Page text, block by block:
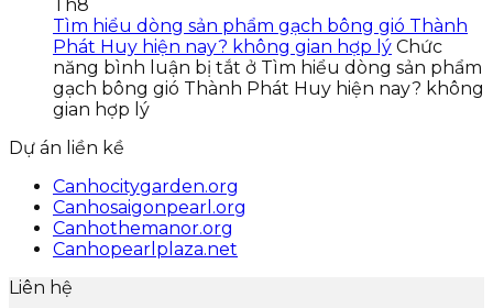
Th8
Tìm hiểu dòng sản phẩm gạch bông gió Thành
Phát Huy hiện nay? không gian hợp lý Chức
năng bình luận bị tắt ở Tìm hiểu dòng sản phẩm
gạch bông gió Thành Phát Huy hiện nay? không
gian hợp lý
Dự án liền kề
Canhocitygarden.org
Canhosaigonpearl.org
Canhothemanor.org
Canhopearlplaza.net
Liên hệ